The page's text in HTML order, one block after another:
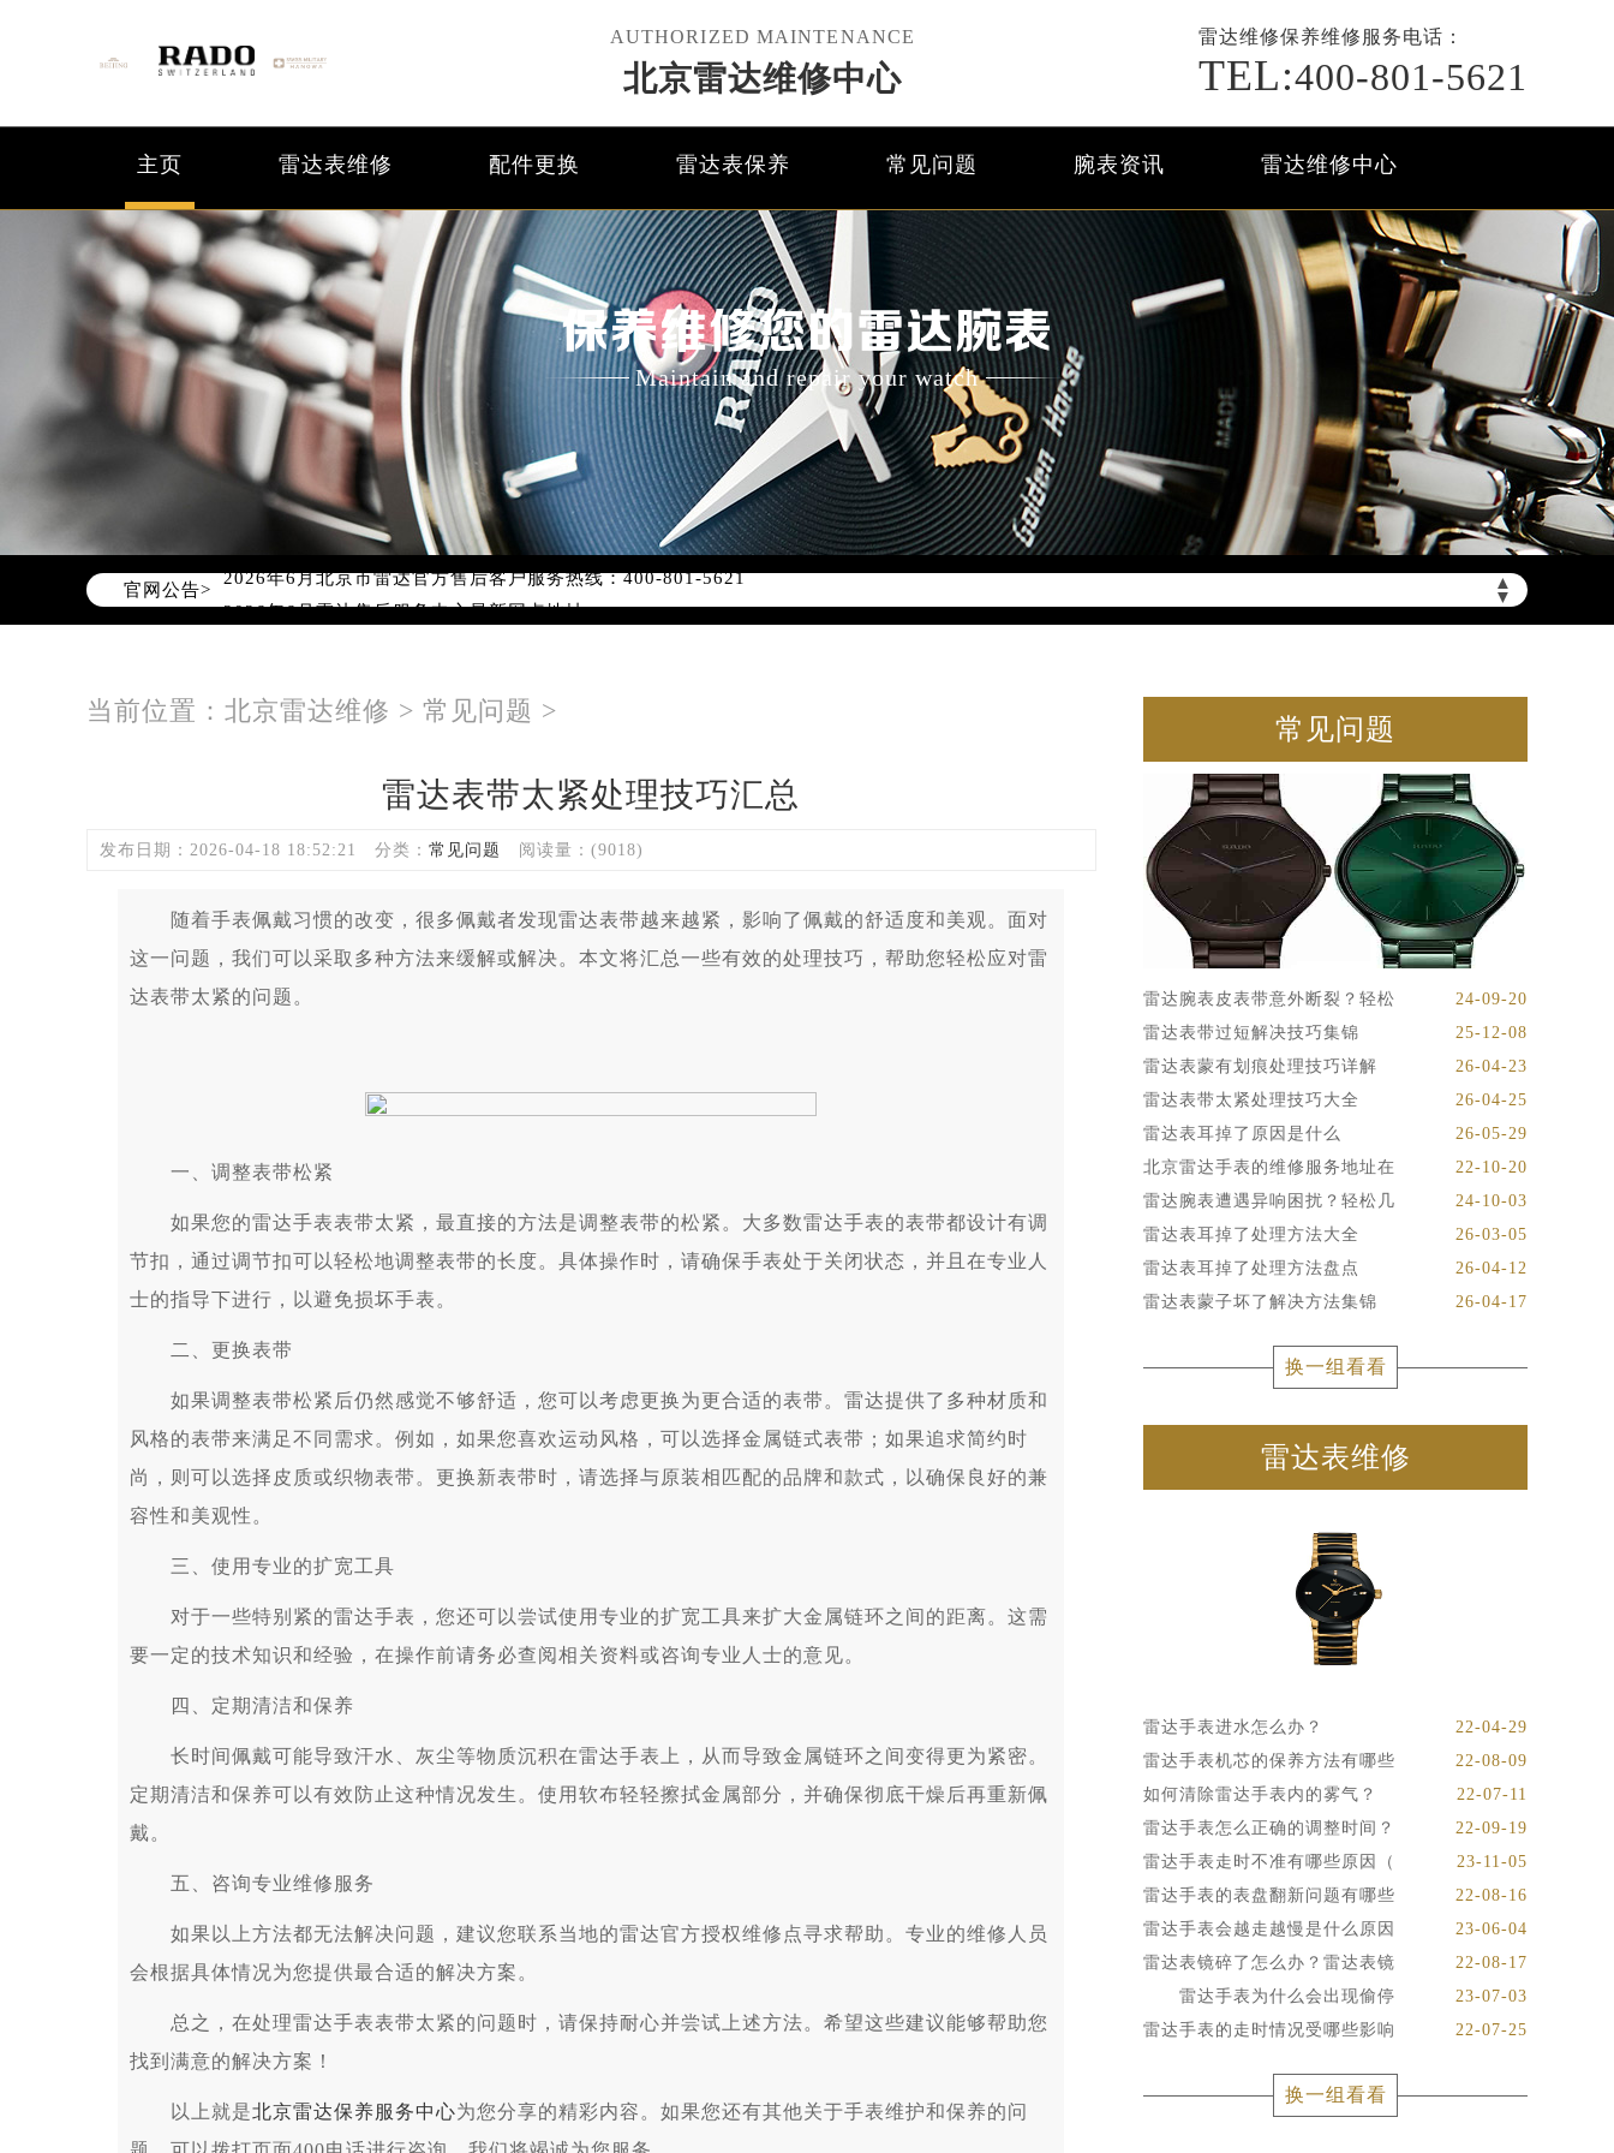
AUTHORIZED MAINTENANCE
北京雷达维修中心
雷达维修保养维修服务电话：
TEL:400-801-5621
主页 雷达表维修 配件更换 雷达表保养 常见问题 腕表资讯 雷达维修中心
保养维修您的雷达腕表
Maintain and repair your watch
官网公告> ▲
▼
2026年6月雷达北京市售后服务网络优化升级公告
2026年6月北京市雷达官方售后客户服务热线：400-801-5621
2026年6月雷达售后服务中心最新网点地址：
北京市东城区东长安街1号东方广场写字楼W3座6层602室（需提前预约）
北京市东城区东长安街1号王府井东方广场W3座6层602室雷达售后服务中心（需提前预约）
当前位置： 北京雷达维修 > 常见问题 >
雷达表带太紧处理技巧汇总
发布日期：2026-04-18 18:52:21 分类： 常见问题 阅读量：(9018)
随着手表佩戴习惯的改变，很多佩戴者发现雷达表带越来越紧，影响了佩戴的舒适度和美观。面对
这一问题，我们可以采取多种方法来缓解或解决。本文将汇总一些有效的处理技巧，帮助您轻松应对雷
达表带太紧的问题。
一、调整表带松紧
如果您的雷达手表表带太紧，最直接的方法是调整表带的松紧。大多数雷达手表的表带都设计有调
节扣，通过调节扣可以轻松地调整表带的长度。具体操作时，请确保手表处于关闭状态，并且在专业人
士的指导下进行，以避免损坏手表。
二、更换表带
如果调整表带松紧后仍然感觉不够舒适，您可以考虑更换为更合适的表带。雷达提供了多种材质和
风格的表带来满足不同需求。例如，如果您喜欢运动风格，可以选择金属链式表带；如果追求简约时
尚，则可以选择皮质或织物表带。更换新表带时，请选择与原装相匹配的品牌和款式，以确保良好的兼
容性和美观性。
三、使用专业的扩宽工具
对于一些特别紧的雷达手表，您还可以尝试使用专业的扩宽工具来扩大金属链环之间的距离。这需
要一定的技术知识和经验，在操作前请务必查阅相关资料或咨询专业人士的意见。
四、定期清洁和保养
长时间佩戴可能导致汗水、灰尘等物质沉积在雷达手表上，从而导致金属链环之间变得更为紧密。
定期清洁和保养可以有效防止这种情况发生。使用软布轻轻擦拭金属部分，并确保彻底干燥后再重新佩
戴。
五、咨询专业维修服务
如果以上方法都无法解决问题，建议您联系当地的雷达官方授权维修点寻求帮助。专业的维修人员
会根据具体情况为您提供最合适的解决方案。
总之，在处理雷达手表表带太紧的问题时，请保持耐心并尝试上述方法。希望这些建议能够帮助您
找到满意的解决方案！
以上就是北京雷达保养服务中心为您分享的精彩内容。如果您还有其他关于手表维护和保养的问
常见问题
雷达腕表皮表带意外断裂？轻松
24-09-20
雷达表带过短解决技巧集锦
25-12-08
雷达表蒙有划痕处理技巧详解
26-04-23
雷达表带太紧处理技巧大全
26-04-25
雷达表耳掉了原因是什么
26-05-29
北京雷达手表的维修服务地址在
22-10-20
雷达腕表遭遇异响困扰？轻松几
24-10-03
雷达表耳掉了处理方法大全
26-03-05
雷达表耳掉了处理方法盘点
26-04-12
雷达表蒙子坏了解决方法集锦
26-04-17
换一组看看
雷达表维修
雷达手表进水怎么办？
22-04-29
雷达手表机芯的保养方法有哪些
22-08-09
如何清除雷达手表内的雾气？
22-07-11
雷达手表怎么正确的调整时间？
22-09-19
雷达手表走时不准有哪些原因（
23-11-05
雷达手表的表盘翻新问题有哪些
22-08-16
雷达手表会越走越慢是什么原因
23-06-04
雷达表镜碎了怎么办？雷达表镜
22-08-17
雷达手表为什么会出现偷停
23-07-03
雷达手表的走时情况受哪些影响
22-07-25
换一组看看